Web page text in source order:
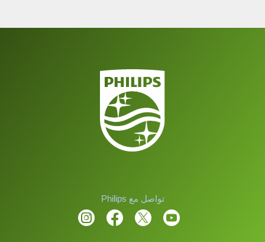
تواصل مع Philips